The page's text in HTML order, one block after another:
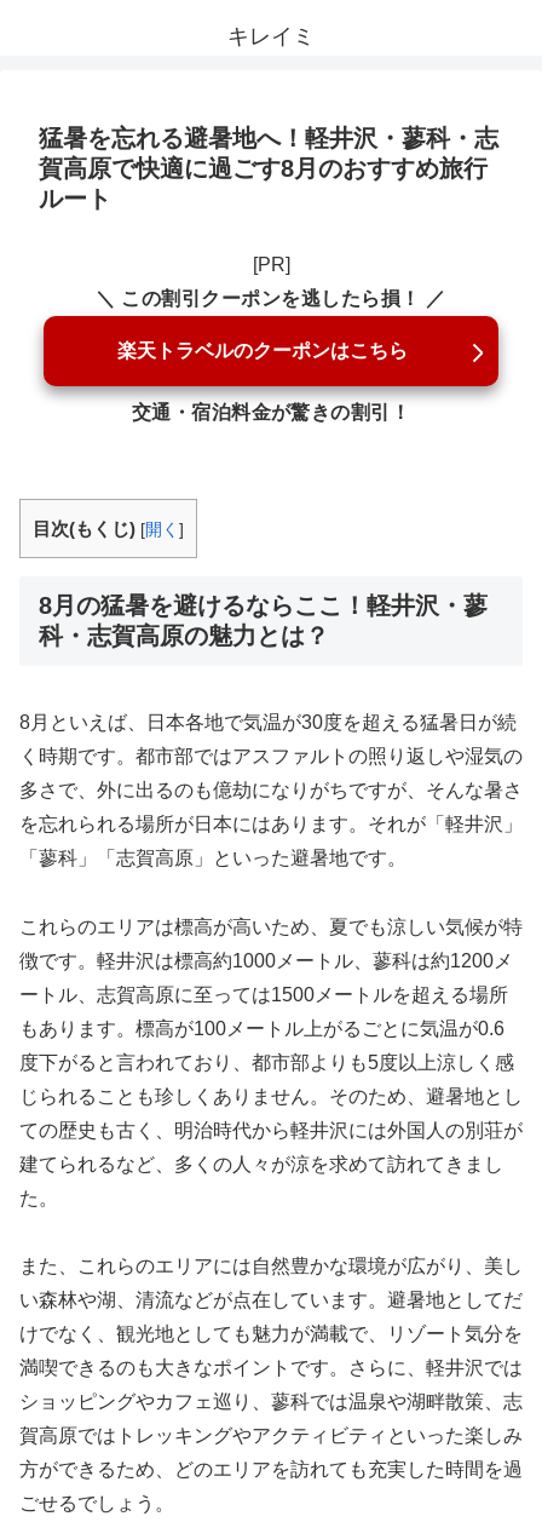
キレイミ
猛暑を忘れる避暑地へ！軽井沢・蓼科・志
賀高原で快適に過ごす8月のおすすめ旅行
ルート
[PR]
＼ この割引クーポンを逃したら損！ ／
楽天トラベルのクーポンはこちら
交通・宿泊料金が驚きの割引！
目次(もくじ) [開く ]
8月の猛暑を避けるならここ！軽井沢・蓼
科・志賀高原の魅力とは？
8月といえば、日本各地で気温が30度を超える猛暑日が続
く時期です。都市部ではアスファルトの照り返しや湿気の
多さで、外に出るのも億劫になりがちですが、そんな暑さ
を忘れられる場所が日本にはあります。それが「軽井沢」
「蓼科」「志賀高原」といった避暑地です。
これらのエリアは標高が高いため、夏でも涼しい気候が特
徴です。軽井沢は標高約1000メートル、蓼科は約1200メ
ートル、志賀高原に至っては1500メートルを超える場所
もあります。標高が100メートル上がるごとに気温が0.6
度下がると言われており、都市部よりも5度以上涼しく感
じられることも珍しくありません。そのため、避暑地とし
ての歴史も古く、明治時代から軽井沢には外国人の別荘が
建てられるなど、多くの人々が涼を求めて訪れてきまし
た。
また、これらのエリアには自然豊かな環境が広がり、美し
い森林や湖、清流などが点在しています。避暑地としてだ
けでなく、観光地としても魅力が満載で、リゾート気分を
満喫できるのも大きなポイントです。さらに、軽井沢では
ショッピングやカフェ巡り、蓼科では温泉や湖畔散策、志
賀高原ではトレッキングやアクティビティといった楽しみ
方ができるため、どのエリアを訪れても充実した時間を過
ごせるでしょう。